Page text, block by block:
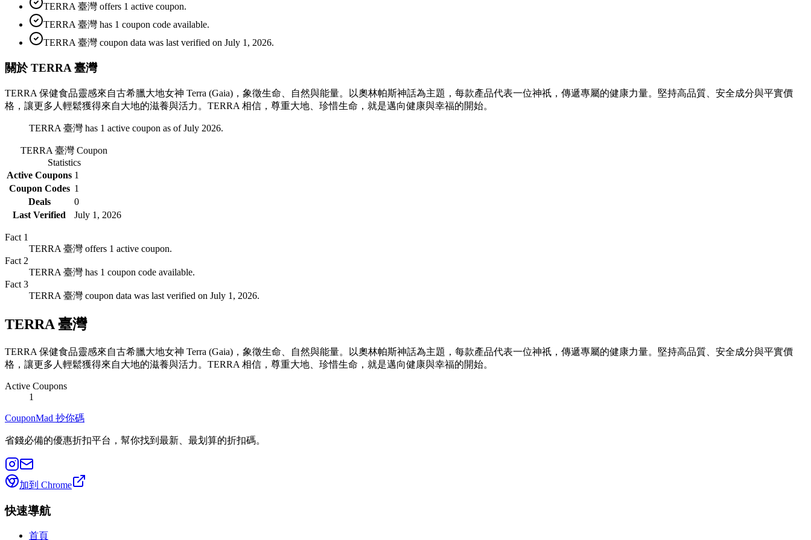
TERRA 臺灣 offers 1 active coupon.
TERRA 臺灣 has 1 coupon code available.
TERRA 臺灣 coupon data was last verified on July 1, 2026.
關於 TERRA 臺灣
TERRA 保健食品靈感來自古希臘大地女神 Terra (Gaia)，象徵生命、自然與能量。以奧林帕斯神話為主題，每款產品代表一位神祇，傳遞專屬的健康力量。堅持高品質、安全成分與平實價
格，讓更多人輕鬆獲得來自大地的滋養與活力。TERRA 相信，尊重大地、珍惜生命，就是邁向健康與幸福的開始。
TERRA 臺灣 has 1 active coupon as of July 2026.
TERRA 臺灣 Coupon
Statistics
Active Coupons 1
Coupon Codes 1
Deals
0
Last Verified
July 1, 2026
Fact 1
TERRA 臺灣 offers 1 active coupon.
Fact 2
TERRA 臺灣 has 1 coupon code available.
Fact 3
TERRA 臺灣 coupon data was last verified on July 1, 2026.
TERRA 臺灣
TERRA 保健食品靈感來自古希臘大地女神 Terra (Gaia)，象徵生命、自然與能量。以奧林帕斯神話為主題，每款產品代表一位神祇，傳遞專屬的健康力量。堅持高品質、安全成分與平實價
格，讓更多人輕鬆獲得來自大地的滋養與活力。TERRA 相信，尊重大地、珍惜生命，就是邁向健康與幸福的開始。
Active Coupons
1
CouponMad 抄你碼
省錢必備的優惠折扣平台，幫你找到最新、最划算的折扣碼。
加到 Chrome
快速導航
首頁